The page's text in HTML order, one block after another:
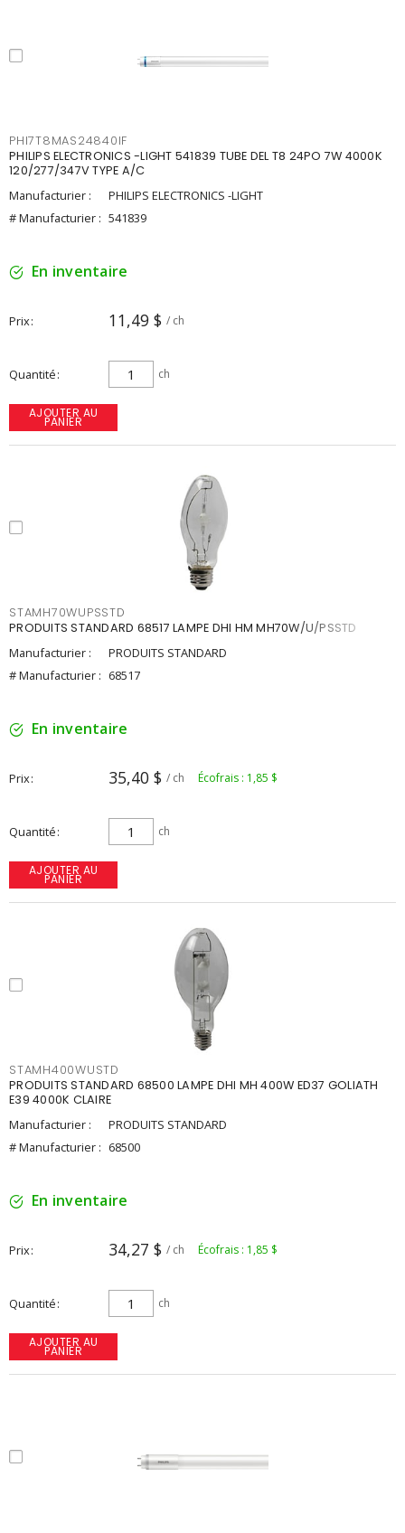
PHI7T8MAS24840IF
PHILIPS ELECTRONICS -LIGHT 541839 TUBE DEL T8 24PO 7W 4000K
120/277/347V TYPE A/C
Manufacturier :
PHILIPS ELECTRONICS -LIGHT
# Manufacturier : 541839
En inventaire
Prix 11,49 $ / ch
Quantité ch
AJOUTER AU
PANIER
STAMH70WUPSSTD
PRODUITS STANDARD 68517 LAMPE DHI HM MH70W/U/PSSTD
Manufacturier :
PRODUITS STANDARD
# Manufacturier : 68517
En inventaire
Prix 35,40 $ / ch Écofrais : 1,85 $
Quantité ch
AJOUTER AU
PANIER
STAMH400WUSTD
PRODUITS STANDARD 68500 LAMPE DHI MH 400W ED37 GOLIATH
E39 4000K CLAIRE
Manufacturier :
PRODUITS STANDARD
# Manufacturier : 68500
En inventaire
Prix 34,27 $ / ch Écofrais : 1,85 $
Quantité ch
AJOUTER AU
PANIER